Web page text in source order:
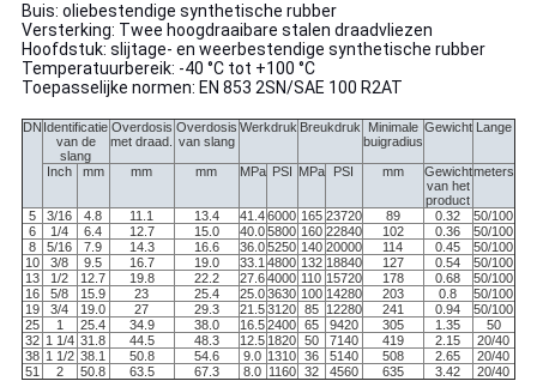
Buis: oliebestendige synthetische rubber
Versterking: Twee hoogdraaibare stalen draadvliezen
Hoofdstuk: slijtage- en weerbestendige synthetische rubber
Temperatuurbereik: -40 °C tot +100 °C
Toepasselijke normen: EN 853 2SN/SAE 100 R2AT
DN Identificatie
van de
slang
Overdosis
met draad.
Overdosis
van slang
Werkdruk Breukdruk Minimale
buigradius
Gewicht Lange
Inch mm mm mm MPa PSI MPa PSI mm
Gewicht
van het
product
meters
5 3/16 4.8 11.1 13.4 41.4 6000 165 23720 89 0.32
50/100
6
1/4 6.4 12.7 15.0 40.0 5800 160 22840 102 0.36
50/100
8
5/16 7.9 14.3 16.6 36.0 5250 140 20000 114 0.45
50/100
10
3/8 9.5 16.7 19.0 33.1 4800 132 18840 127 0.54
50/100
13
1/2 12.7 19.8 22.2 27.6 4000 110 15720 178 0.68
50/100
16
5/8 15.9 23 25.4 25.0 3630 100 14280 203 0.8
50/100
19
3/4 19.0 27 29.3 21.5 3120 85 12280 241 0.94
50/100
25
1 25.4 34.9 38.0 16.5 2400 65 9420 305 1.35
50
32 1 1/4 31.8 44.5 48.3 12.5 1820 50 7140 419 2.15
20/40
38 1 1/2 38.1 50.8 54.6 9.0 1310 36 5140 508 2.65
20/40
51
2 50.8 63.5 67.3 8.0 1160 32 4560 635 3.42 20/40